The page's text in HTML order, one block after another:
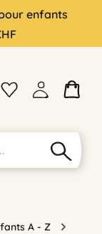
enfants
A - Z